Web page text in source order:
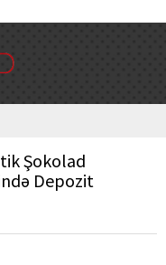
Şokolad
Depozit